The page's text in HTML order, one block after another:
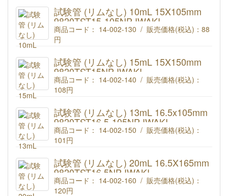
90NP
試験管 (リムなし) 10mL 15X105mm
9820TST15-105NP IWAKI
商品コード： 14-002-130 / 販売価格(税込)： 88
円
105NP
試験管 (リムなし) 15mL 15X150mm
9820TST15NP IWAKI
商品コード： 14-002-140 / 販売価格(税込)：
108円
9820TST15NP
試験管 (リムなし) 13mL 16.5x105mm
9820TST16.5-105NP IWAKI
商品コード： 14-002-150 / 販売価格(税込)：
101円
9820TST16.5-105NP
試験管 (リムなし) 20mL 16.5X165mm
9820TST16.5NP IWAKI
商品コード： 14-002-160 / 販売価格(税込)：
120円